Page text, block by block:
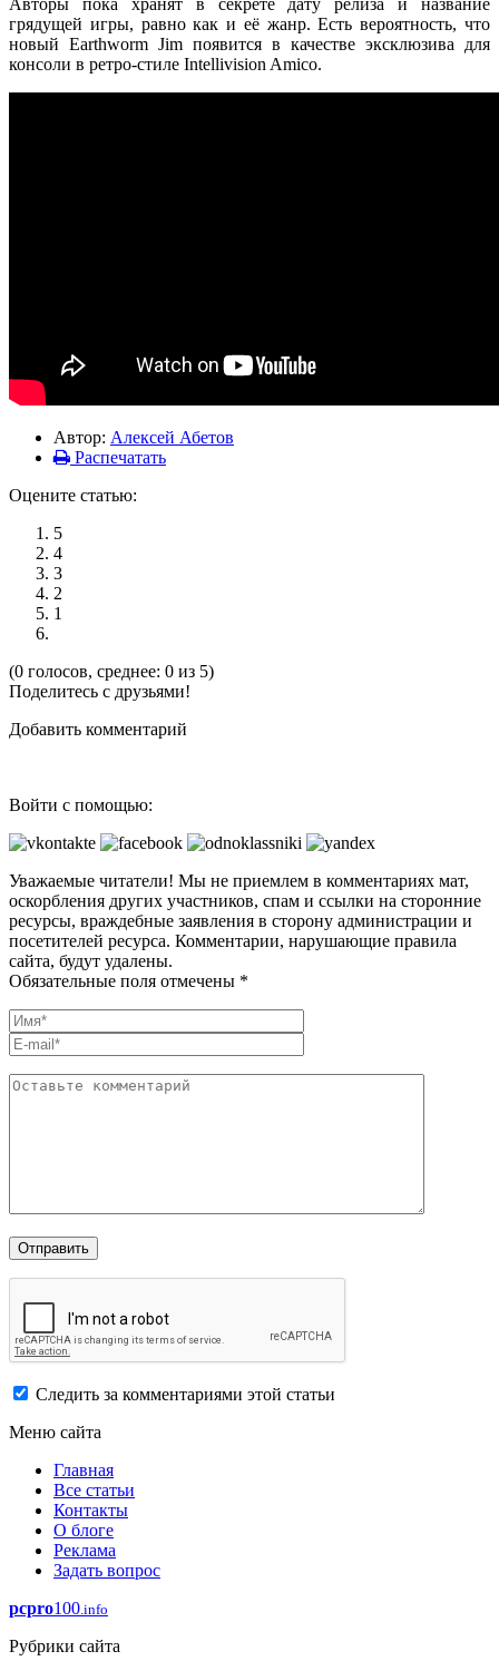
Авторы пока хранят в секрете дату релиза и название
грядущей игры, равно как и её жанр. Есть вероятность, что
новый Earthworm Jim появится в качестве эксклюзива для
консоли в ретро-стиле Intellivision Amico.
Автор: Алексей Абетов
Распечатать
Оцените статью:
5
4
3
2
1
(0 голосов, среднее: 0 из 5)
Поделитесь с друзьями!
Добавить комментарий
Войти с помощью:
Уважаемые читатели! Мы не приемлем в комментариях мат,
оскорбления других участников, спам и ссылки на сторонние
ресурсы, враждебные заявления в сторону администрации и
посетителей ресурса. Комментарии, нарушающие правила
сайта, будут удалены.
Обязательные поля отмечены *
Следить за комментариями этой статьи
Меню сайта
Главная
Все статьи
Контакты
О блоге
Реклама
Задать вопрос
pcpro100.info
Рубрики сайта